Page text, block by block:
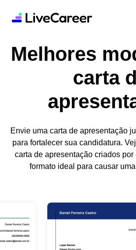
Melhores
carta
Envie uma carta de apresentação
para fortalecer sua candidatura.
carta de apresentação criados
formato ideal para causar